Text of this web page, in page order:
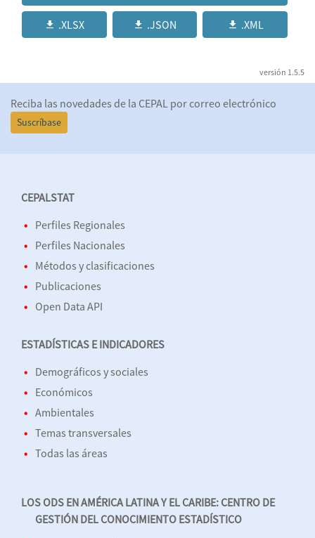
.XLSX .JSON .XML
versión 1.5.5
Reciba las novedades de la CEPAL por correo electrónico
Suscríbase
CEPALSTAT
Perfiles Regionales
Perfiles Nacionales
Métodos y clasificaciones
Publicaciones
Open Data API
ESTADÍSTICAS E INDICADORES
Demográficos y sociales
Económicos
Ambientales
Temas transversales
Todas las áreas
LOS ODS EN AMÉRICA LATINA Y EL CARIBE: CENTRO DE
GESTIÓN DEL CONOCIMIENTO ESTADÍSTICO